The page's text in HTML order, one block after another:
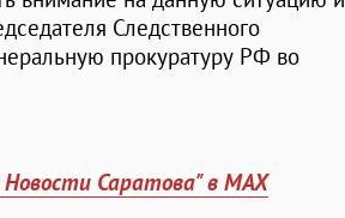
Следственного
прокуратуру РФ во
Саратова" в MAX